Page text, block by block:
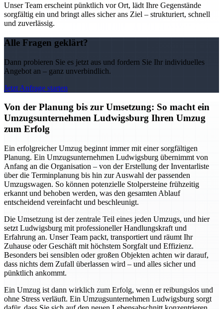
Unser Team erscheint pünktlich vor Ort, lädt Ihre Gegenstände
sorgfältig ein und bringt alles sicher ans Ziel – strukturiert, schnell
und zuverlässig.
Alle Fragen geklärt?
Dann probieren Sie es jetzt aus und fordern Sie Ihr individuelles
Angebot an – ganz unverbindlich.
Jetzt Anfrage starten
Von der Planung bis zur Umsetzung: So macht ein
Umzugsunternehmen Ludwigsburg Ihren Umzug
zum Erfolg
Ein erfolgreicher Umzug beginnt immer mit einer sorgfältigen
Planung. Ein Umzugsunternehmen Ludwigsburg übernimmt von
Anfang an die Organisation – von der Erstellung der Inventarliste
über die Terminplanung bis hin zur Auswahl der passenden
Umzugswagen. So können potenzielle Stolpersteine frühzeitig
erkannt und behoben werden, was den gesamten Ablauf
entscheidend vereinfacht und beschleunigt.
Die Umsetzung ist der zentrale Teil eines jeden Umzugs, und hier
setzt Ludwigsburg mit professioneller Handlungskraft und
Erfahrung an. Unser Team packt, transportiert und räumt Ihr
Zuhause oder Geschäft mit höchstem Sorgfalt und Effizienz.
Besonders bei sensiblen oder großen Objekten achten wir darauf,
dass nichts dem Zufall überlassen wird – und alles sicher und
pünktlich ankommt.
Ein Umzug ist dann wirklich zum Erfolg, wenn er reibungslos und
ohne Stress verläuft. Ein Umzugsunternehmen Ludwigsburg sorgt